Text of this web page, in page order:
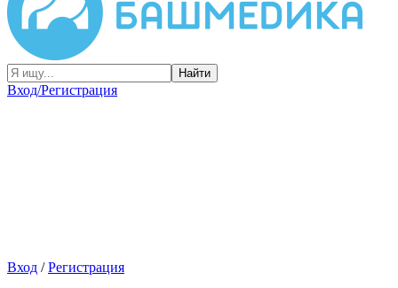
Найти
Вход/Регистрация
Вход /Регистрация